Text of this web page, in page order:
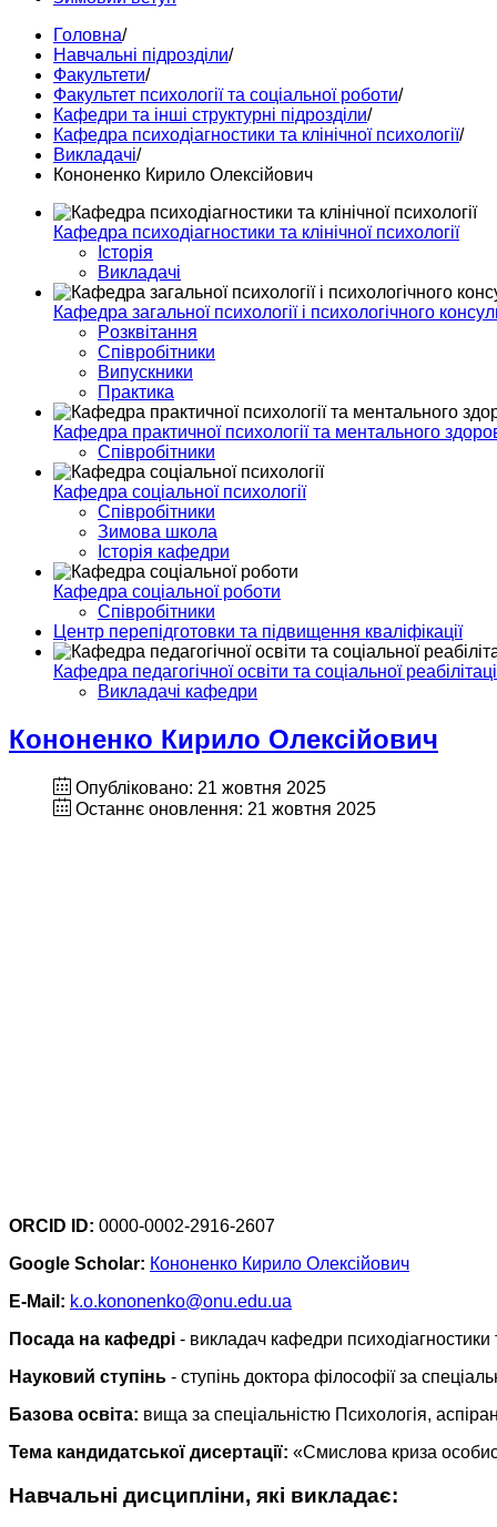
Головна/
Навчальні підрозділи/
Факультети/
Факультет психології та соціальної роботи/
Кафедри та інші структурні підрозділи/
Кафедра психодіагностики та клінічної психології/
Викладачі/
Кононенко Кирило Олексійович
Кафедра психодіагностики та клінічної психології
Історія
Викладачі
Кафедра загальної психології і психологічного
Pозквітання
Співробітники
Випускники
Практика
Кафедра практичної психології та ментального
Співробітники
Кафедра соціальної психології
Співробітники
Зимова школа
Історія кафедри
Кафедра соціальної роботи
Співробітники
Центр перепідготовки та підвищення кваліфікації
Кафедра педагогічної освіти та соціальної
Викладачі кафедри
Кононенко Кирило Олексійович
Опубліковано: 21 жовтня 2025
Останнє оновлення: 21 жовтня 2025
ORCID ID: 0000-0002-2916-2607
Google Scholar: Кононенко Кирило Олексійович
E-Mail: k.o.kononenko@onu.edu.ua
Посада на кафедрі - викладач кафедри психодіагностики
Науковий ступінь - ступінь доктора філософії за
Базова освіта: вища за спеціальністю Психологія,
Тема кандидатської дисертації: «Смислова криза
Навчальні дисципліни, які викладає: